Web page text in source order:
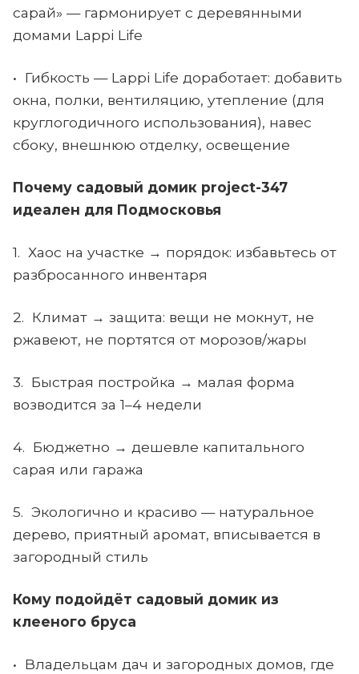
сарай» — гармонирует с деревянными
домами Lappi Life
• Гибкость — Lappi Life доработает: добавить
окна, полки, вентиляцию, утепление (для
круглогодичного использования), навес
сбоку, внешнюю отделку, освещение
Почему садовый домик project-347
идеален для Подмосковья
1. Хаос на участке → порядок: избавьтесь от
разбросанного инвентаря
2. Климат → защита: вещи не мокнут, не
ржавеют, не портятся от морозов/жары
3. Быстрая постройка → малая форма
возводится за 1–4 недели
4. Бюджетно → дешевле капитального
сарая или гаража
5. Экологично и красиво — натуральное
дерево, приятный аромат, вписывается в
загородный стиль
Кому подойдёт садовый домик из
клееного бруса
• Владельцам дач и загородных домов, где